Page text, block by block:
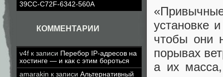
39CC-C72F-6342-560A
КОММЕНТАРИИ
v4f к записи Перебор IP-адресов на
хостинге — и как с этим бороться
amarakin к записи Альтернативный
установке
чтобы они
порывах
а их